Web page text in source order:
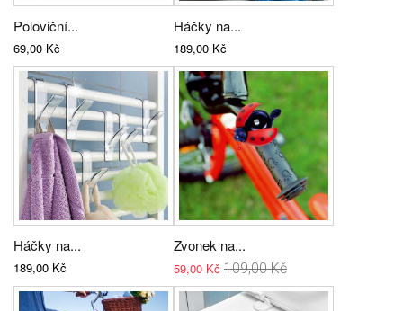
Poloviční...
69,00 Kč
Háčky na...
189,00 Kč
Háčky na...
189,00 Kč
Zvonek na...
59,00 Kč 109,00 Kč